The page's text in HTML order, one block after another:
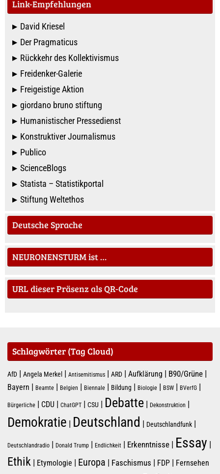
Link-Empfehlungen
David Kriesel
Der Pragmaticus
Rückkehr des Kollektivismus
Freidenker-Galerie
Freigeistige Aktion
giordano bruno stiftung
Humanistischer Pressedienst
Konstruktiver Journalismus
Publico
ScienceBlogs
Statista – Statistikportal
Stiftung Weltethos
Deutsche Sprache
NEURONENSTURM ist …
URL dieser Präsenz als QR-Code
Schlagwörter (Tag Cloud)
AfD | Angela Merkel | Antisemitismus | ARD | Aufklärung | B90/Grüne |
Bayern | Beamte | Belgien | Biennale | Bildung | Biologie | BSW | BVerfG |
Bürgerliche | CDU | ChatGPT | CSU | Debatte | Dekonstruktion |
Demokratie | Deutschland | Deutschlandfunk |
Deutschlandradio | Donald Trump | Endlichkeit | Erkenntnisse | Essay |
Ethik | Etymologie | Europa | Faschismus | FDP | Fernsehen